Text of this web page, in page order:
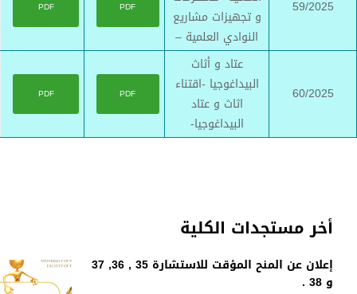
أخر مستجدات الكلية
إعلان عن المنح المؤقت للاستشارة 35 , 36, 37
و 38 .
59/2025
و تجهيزات مشاريع
النوادي العلمية –
PDF
PDF
60/2025
عتاد و أثاث
البيداغوجيا -اقتناء
اثاث و عتاد
البيداغوجيا-
PDF
PDF